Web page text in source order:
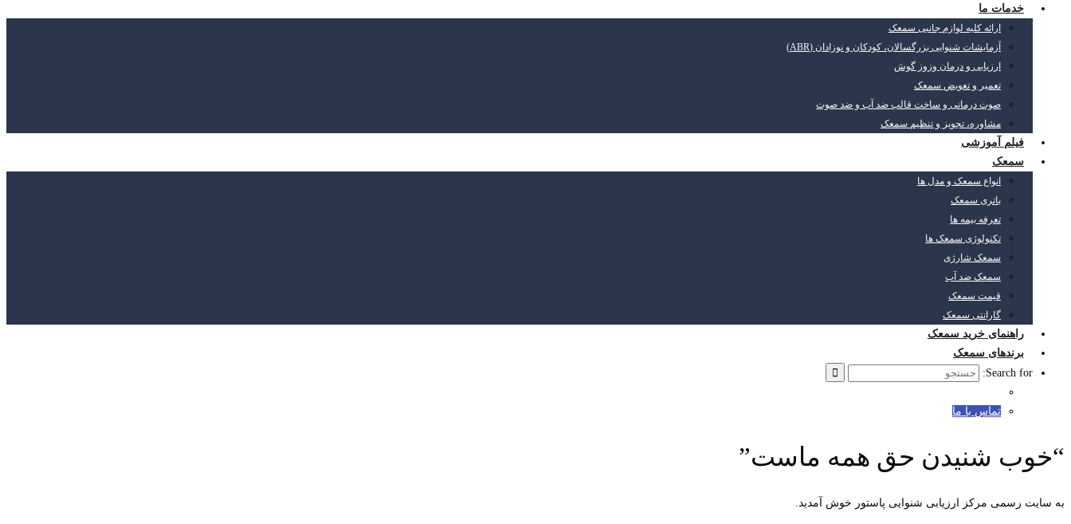
خدمات ما
ارائه کلیه لوازم جانبی سمعک
آزمایشات شنوایی بزرگسالان، کودکان و نوزادان (ABR)
ارزیابی و درمان وزوز گوش
تعمیر و تعویض سمعک
صوت درمانی و ساخت قالب ضد آب و ضد صوت
مشاوره، تجویز و تنظیم سمعک
فیلم آموزشی
سمعک
انواع سمعک و مدل ها
باتری سمعک
تعرفه بیمه ها
تکنولوژی سمعک ها
سمعک شارژی
سمعک ضد آب
قیمت سمعک
گارانتی سمعک
راهنمای خرید سمعک
برندهای سمعک
Search for:
تماس با ما
“خوب شنیدن حق همه ماست”
به سایت رسمی مرکز ارزیابی شنوایی پاستور خوش آمدید.